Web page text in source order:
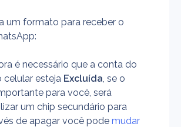
um formato para receber o
é necessário que a conta do
esteja Excluída, se o
para você, será
um chip secundário para
de apagar você pode mudar